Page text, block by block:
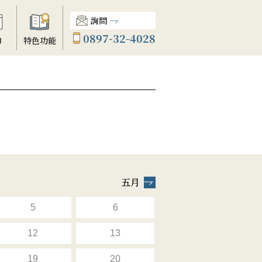
特色功能
詢問
0897-32-4028
五月
5 6
12 13
19 20